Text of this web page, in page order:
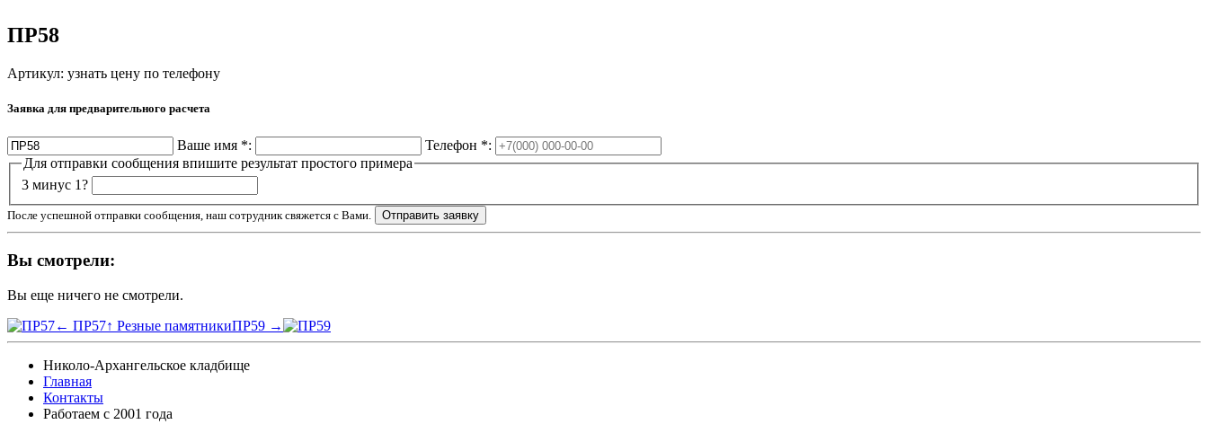
ПР58
Артикул: узнать цену по телефону
Заявка для предварительного расчета
Ваше имя *: Телефон *:
Для отправки сообщения впишите результат простого примера
3 минус 1?
После успешной отправки сообщения, наш сотрудник свяжется с Вами.
Вы смотрели:
Вы еще ничего не смотрели.
← ПР57↑ Резные памятникиПР59 →
Николо-Архангельское кладбище
Главная
Контакты
Работаем с 2001 года